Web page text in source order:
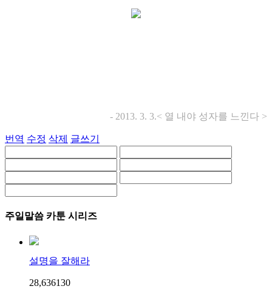
- 2013. 3. 3.< 열 내야 성자를 느낀다 >
번역 수정 삭제 글쓰기
주일말씀 카툰 시리즈
설명을 잘해라
28,636130